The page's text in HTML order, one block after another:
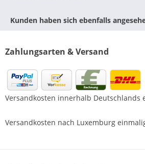
Kunden haben sich ebenfalls
Zahlungsarten & Versand
Versandkosten innerhalb Deutschlands
Versandkosten nach Luxemburg